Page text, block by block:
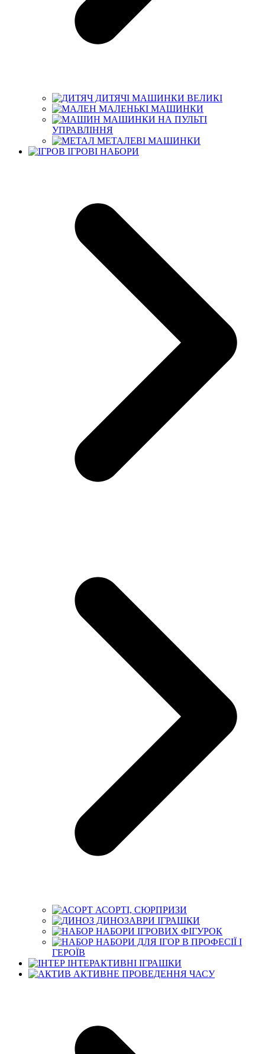
ДИТЯЧІ МАШИНКИ ВЕЛИКІ
МАЛЕНЬКІ МАШИНКИ
МАШИНКИ НА ПУЛЬТІ
УПРАВЛІННЯ
МЕТАЛЕВІ МАШИНКИ
ІГРОВІ НАБОРИ
АСОРТІ, СЮРПРИЗИ
ДИНОЗАВРИ ІГРАШКИ
НАБОРИ ІГРОВИХ ФІГУРОК
НАБОРИ ДЛЯ ІГОР В ПРОФЕСІЇ І
ГЕРОЇВ
ІНТЕРАКТИВНІ ІГРАШКИ
АКТИВНЕ ПРОВЕДЕННЯ ЧАСУ